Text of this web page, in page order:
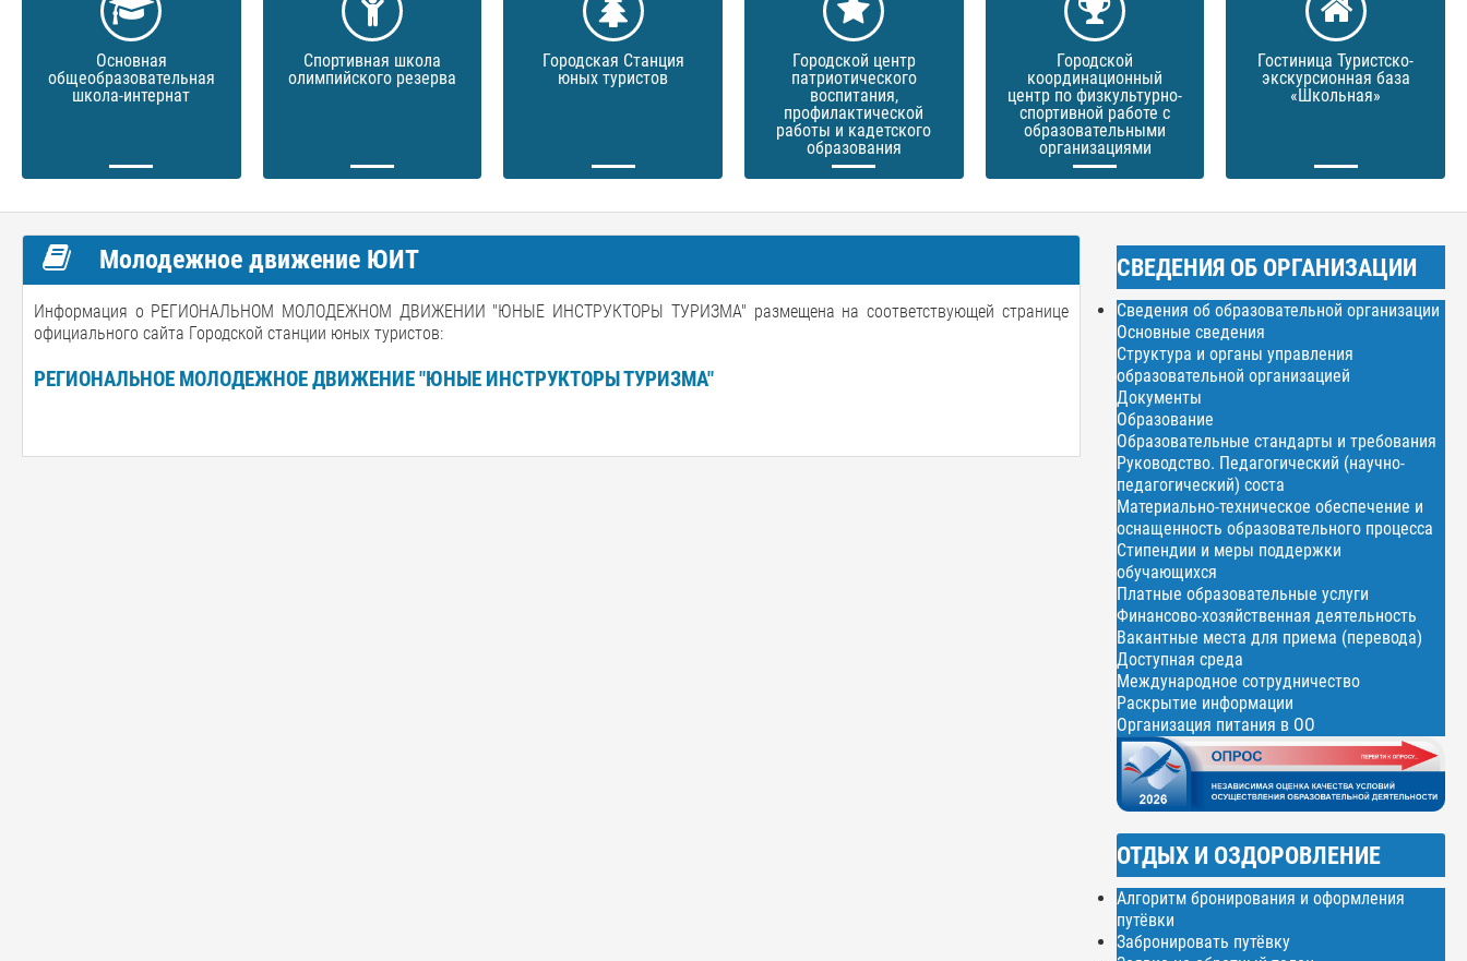
Основная
общеобразовательная
школа-интернат
Спортивная школа
олимпийского резерва
Городская Станция
юных туристов
Городской центр
патриотического
воспитания,
профилактической
работы и кадетского
образования
Городской
координационный
центр по физкультурно-
спортивной работе с
образовательными
организациями
Гостиница Туристско-
экскурсионная база
«Школьная»
Молодежное движение ЮИТ
Информация о РЕГИОНАЛЬНОМ МОЛОДЕЖНОМ ДВИЖЕНИИ "ЮНЫЕ ИНСТРУКТОРЫ ТУРИЗМА" размещена на соответствующей странице
официального сайта Городской станции юных туристов:
РЕГИОНАЛЬНОЕ МОЛОДЕЖНОЕ ДВИЖЕНИЕ "ЮНЫЕ ИНСТРУКТОРЫ ТУРИЗМА"
СВЕДЕНИЯ ОБ ОРГАНИЗАЦИИ
Сведения об образовательной организации
Основные сведения
Структура и органы управления
образовательной организацией
Документы
Образование
Образовательные стандарты и требования
Руководство. Педагогический (научно-
педагогический) соста
Материально-техническое обеспечение и
оснащенность образовательного процесса
Стипендии и меры поддержки
обучающихся
Платные образовательные услуги
Финансово-хозяйственная деятельность
Вакантные места для приема (перевода)
Доступная среда
Международное сотрудничество
Раскрытие информации
Организация питания в ОО
ОТДЫХ И ОЗДОРОВЛЕНИЕ
Алгоритм бронирования и оформления
путёвки
Забронировать путёвку